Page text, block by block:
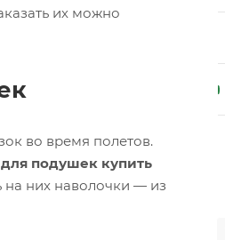
их можно
во время полетов.
для подушек купить
на них наволочки — из